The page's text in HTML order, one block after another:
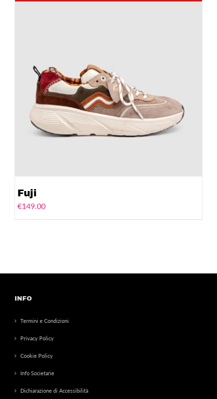
Fuji
€149.00
INFO
Termini e Condizioni
Privacy Policy
Cookie Policy
Info Societarie
Dichiarazione di Accessibilità